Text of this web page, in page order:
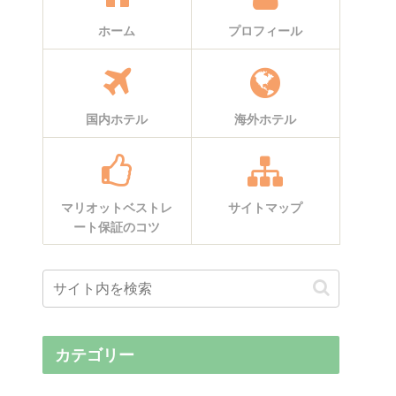
ホーム プロフィール
国内ホテル 海外ホテル
マリオットベストレ
ート保証のコツ
サイトマップ
カテゴリー